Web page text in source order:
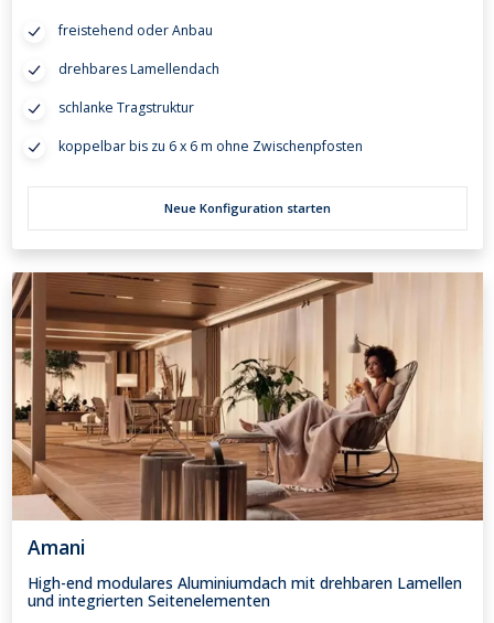
freistehend oder Anbau
drehbares Lamellendach
schlanke Tragstruktur
koppelbar bis zu 6 x 6 m ohne Zwischenpfosten
Neue Konfiguration starten
Amani
High-end modulares Aluminiumdach mit drehbaren Lamellen
und integrierten Seitenelementen